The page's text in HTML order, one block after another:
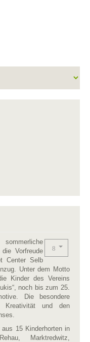
Vorfreude
Center Selb
Unter dem Motto
Kinder des Vereins
noch bis zum 25.
Die besondere
Kreativität und den
15 Kinderhorten in
Marktredwitz,